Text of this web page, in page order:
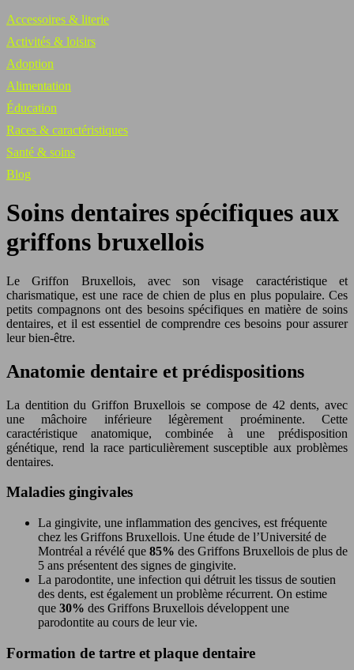
Accessoires & literie
Activités & loisirs
Adoption
Alimentation
Éducation
Races & caractéristiques
Santé & soins
Blog
Soins dentaires spécifiques aux
griffons bruxellois
Le Griffon Bruxellois, avec son visage caractéristique et
charismatique, est une race de chien de plus en plus populaire. Ces
petits compagnons ont des besoins spécifiques en matière de soins
dentaires, et il est essentiel de comprendre ces besoins pour assurer
leur bien-être.
Anatomie dentaire et prédispositions
La dentition du Griffon Bruxellois se compose de 42 dents, avec
une mâchoire inférieure légèrement proéminente. Cette
caractéristique anatomique, combinée à une prédisposition
génétique, rend la race particulièrement susceptible aux problèmes
dentaires.
Maladies gingivales
La gingivite, une inflammation des gencives, est fréquente
chez les Griffons Bruxellois. Une étude de l’Université de
Montréal a révélé que 85% des Griffons Bruxellois de plus de
5 ans présentent des signes de gingivite.
La parodontite, une infection qui détruit les tissus de soutien
des dents, est également un problème récurrent. On estime
que 30% des Griffons Bruxellois développent une
parodontite au cours de leur vie.
Formation de tartre et plaque dentaire